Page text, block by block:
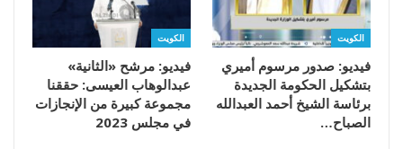
الكويت
فيديو: صدور مرسوم أميري
بتشكيل الحكومة الجديدة
برئاسة الشيخ أحمد العبدالله
الصباح…
الكويت
فيديو: مرشح «الثانية»
عبدالوهاب العيسى: حققنا
مجموعة كبيرة من الإنجازات
في مجلس 2023